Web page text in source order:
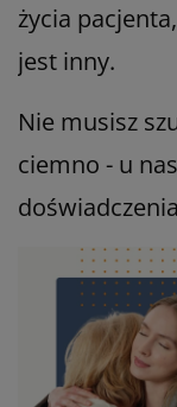
życia
jest inny.
Nie musisz
ciemno - u